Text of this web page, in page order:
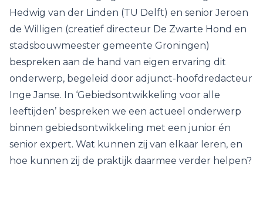
Hedwig van der Linden (TU Delft) en senior Jeroen
de Willigen (creatief directeur De Zwarte Hond en
stadsbouwmeester gemeente Groningen)
bespreken aan de hand van eigen ervaring dit
onderwerp, begeleid door adjunct-hoofdredacteur
Inge Janse. In ‘Gebiedsontwikkeling voor alle
leeftijden’ bespreken we een actueel onderwerp
binnen gebiedsontwikkeling met een junior én
senior expert. Wat kunnen zij van elkaar leren, en
hoe kunnen zij de praktijk daarmee verder helpen?